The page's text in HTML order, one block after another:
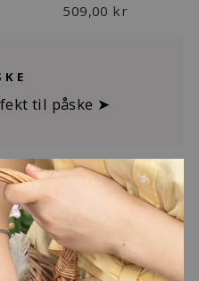
509,00 kr
til påske ➤